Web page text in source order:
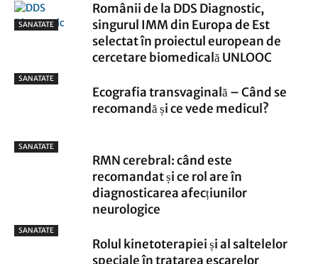
SANATATE
Românii de la DDS Diagnostic,
singurul IMM din Europa de Est
selectat în proiectul european de
cercetare biomedicală UNLOOC
SANATATE
Ecografia transvaginală – Când se
recomandă și ce vede medicul?
SANATATE
RMN cerebral: când este
recomandat și ce rol are în
diagnosticarea afecțiunilor
neurologice
SANATATE
Rolul kinetoterapiei și al saltelelor
speciale în tratarea escarelor